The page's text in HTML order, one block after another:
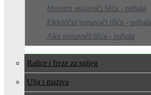
Motorni usisavači lišća - puhala
Električni usisavači lišća - puhala
Aku usisavači lišća - puhala
Ralice i freze za snijeg
Ulja i maziva